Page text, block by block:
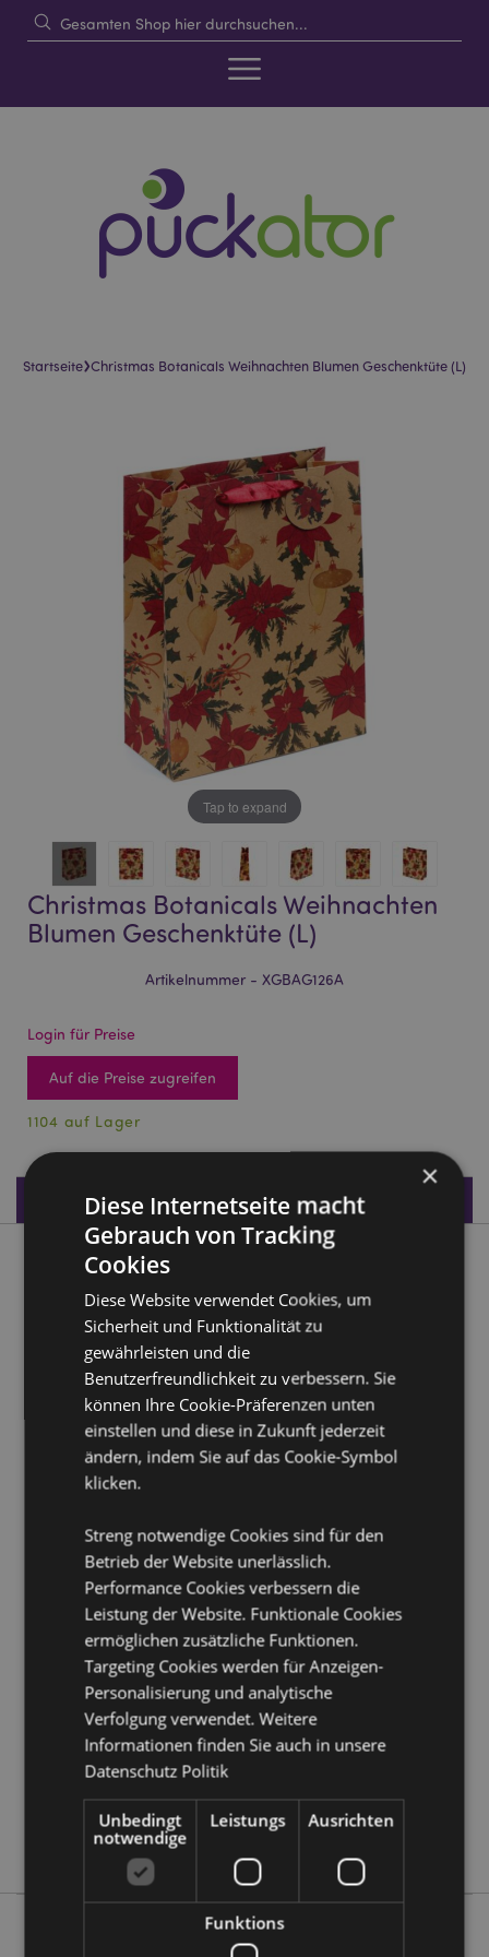
Startseite›Christmas Botanicals Weihnachten Blumen Geschenktüte (L)
Tap to expand
Christmas Botanicals Weihnachten
Blumen Geschenktüte (L)
Artikelnummer - XGBAG126A
Login für Preise
Auf die Preise zugreifen
1104 auf Lager
Produktdaten
Produktbeschreibung
Christmas Botanicals Weihnachten Blumen Geschenktüte (L)
Material:Geschenktüte aus Karton mit
Geschenkanhänger und Griffen aus Geschenkband
Saisonaler Feiertag/ festlicher Anlass:Weihnachten
Produkttressourcen:
Möchten Sie mehr über den Einkauf bei Puckator
Kundeninformationen.
Produktattribute
Information
Höhe 33cm Breite 26cm Tiefe 12cm
5055071512575
120
0.078000
Keine
Keine
Keine
Weihnachtliche Blumen
×
Diese Internetseite macht
Gebrauch von Tracking
Cookies
Diese Website verwendet Cookies, um
Sicherheit und Funktionalität zu
gewährleisten und die
Benutzerfreundlichkeit zu verbessern. Sie
können Ihre Cookie-Präferenzen unten
einstellen und diese in Zukunft jederzeit
ändern, indem Sie auf das Cookie-Symbol
klicken.
Streng notwendige Cookies sind für den
Betrieb der Website unerlässlich.
Performance Cookies verbessern die
Leistung der Website. Funktionale Cookies
ermöglichen zusätzliche Funktionen.
Targeting Cookies werden für Anzeigen-
Personalisierung und analytische
Verfolgung verwendet. Weitere
Informationen finden Sie auch in unsere
Datenschutz Politik
Unbedingt
notwendige
Leistungs Ausrichten
Funktions